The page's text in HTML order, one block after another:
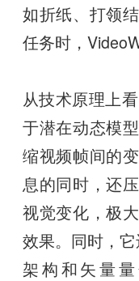
如折纸、打领
任务时，
从技术原理上
于潜在动态模
缩视频帧间的
息的同时，还
视觉变化，极
效果。同时，
架构和矢量